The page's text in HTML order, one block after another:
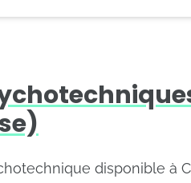
disponible à